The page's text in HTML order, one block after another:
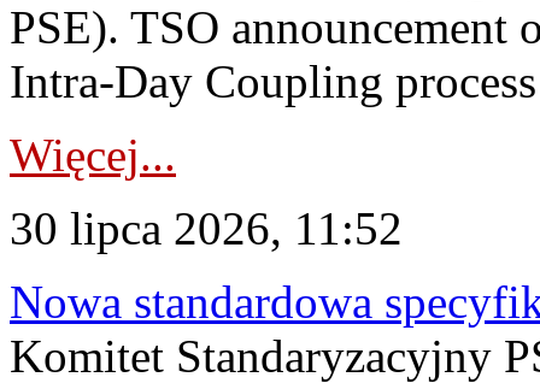
PSE). TSO announcement
Intra-Day Coupling
Więcej...
30 lipca 2026, 11:52
Nowa standardowa
Komitet Standaryzacyjny